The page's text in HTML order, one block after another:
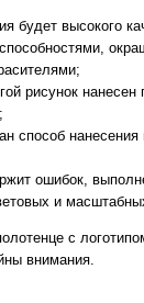
будет высокого
рисунок
способ
ошибок,
и
с
внимания.